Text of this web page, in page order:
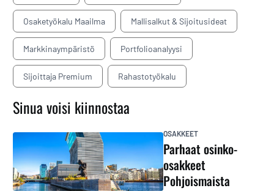
Osaketyökalu Maailma Mallisalkut & Sijoitusideat
Markkinaympäristö Portfolioanalyysi
Sijoittaja Premium Rahastotyökalu
Sinua voisi kiinnostaa
OSAKKEET
Parhaat osinko-
osakkeet
Pohjoismaista